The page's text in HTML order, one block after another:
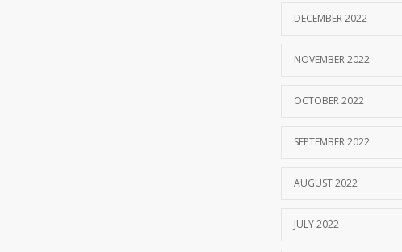
DECEMBER 2022
NOVEMBER 2022
OCTOBER 2022
SEPTEMBER 2022
AUGUST 2022
JULY 2022